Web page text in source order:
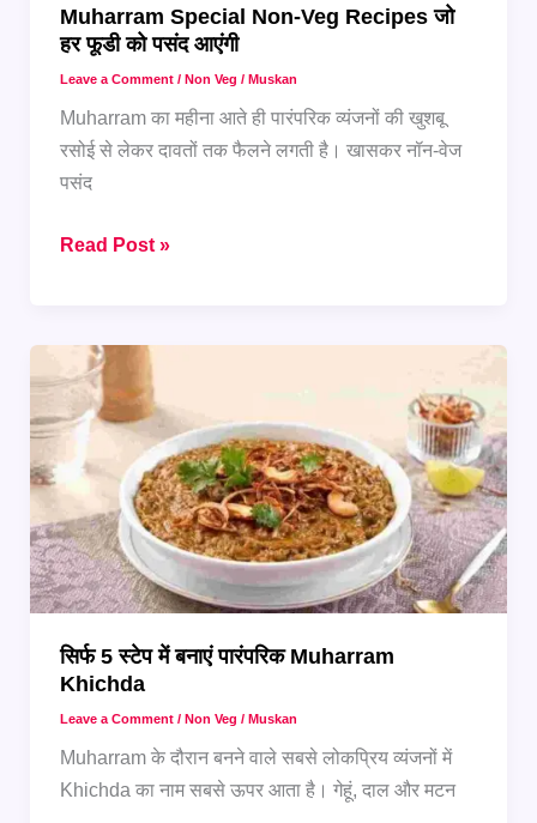
Muharram Special Non-Veg Recipes जो
हर फूडी को पसंद आएंगी
Leave a Comment / Non Veg / Muskan
Muharram का महीना आते ही पारंपरिक व्यंजनों की खुशबू
रसोई से लेकर दावतों तक फैलने लगती है। खासकर नॉन-वेज
पसंद
Muharram
Veg
Recipes
जो
फूडी
को
पसंद
आएंगी
Read Post »
सिर्फ 5 स्टेप में बनाएं पारंपरिक Muharram
Khichda
Leave a Comment / Non Veg / Muskan
Muharram के दौरान बनने वाले सबसे लोकप्रिय व्यंजनों में
Khichda का नाम सबसे ऊपर आता है। गेहूं, दाल और मटन